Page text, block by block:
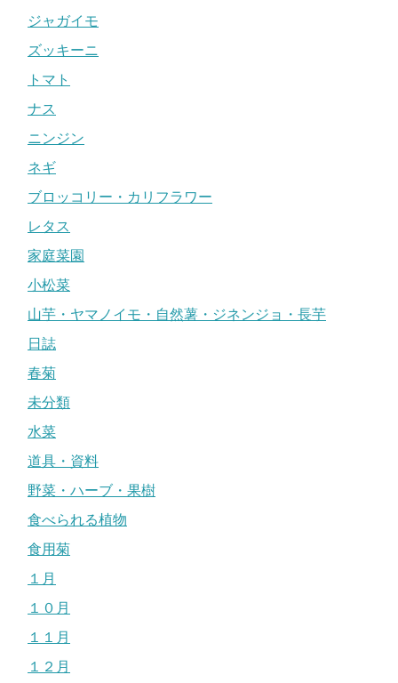
ジャガイモ
ズッキーニ
トマト
ナス
ニンジン
ネギ
ブロッコリー・カリフラワー
レタス
家庭菜園
小松菜
山芋・ヤマノイモ・自然薯・ジネンジョ・長芋
日誌
春菊
未分類
水菜
道具・資料
野菜・ハーブ・果樹
食べられる植物
食用菊
１月
１０月
１１月
１２月